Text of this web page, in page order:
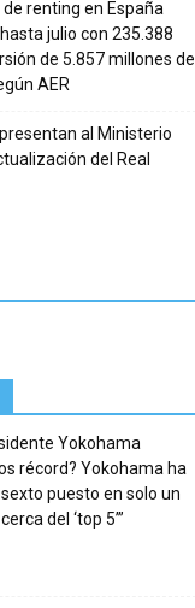
renting en España
julio con 235.388
de 5.857 millones de
AER
al Ministerio
del Real
Yokohama
récord? Yokohama ha
puesto en solo un
del ‘top 5’”